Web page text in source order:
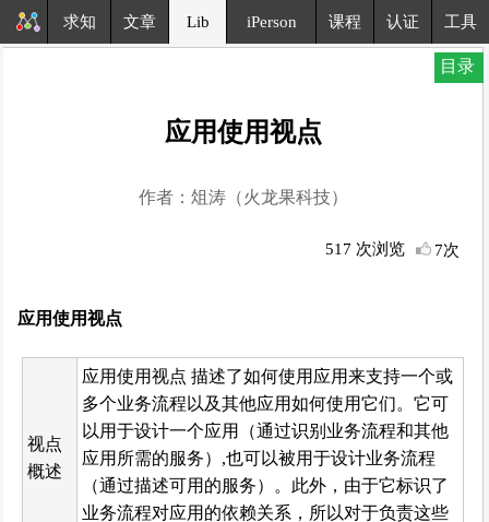
求知 文章 Lib iPerson 课程 认证 工具
目录
应用使用视点
作者：俎涛（火龙果科技）
517 次浏览 7次
应用使用视点
视点
概述
应用使用视点 描述了如何使用应用来支持一个或
多个业务流程以及其他应用如何使用它们。它可
以用于设计一个应用（通过识别业务流程和其他
应用所需的服务）,也可以被用于设计业务流程
（通过描述可用的服务）。此外，由于它标识了
业务流程对应用的依赖关系，所以对于负责这些